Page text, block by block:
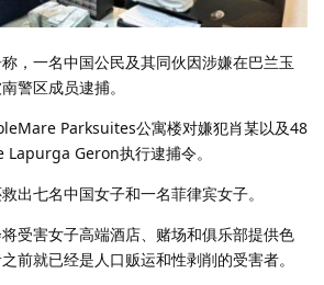
，一名中国公民及其同伙因涉嫌在巴兰玉
警区成员逮捕。
Parksuites公寓楼对嫌犯肖某以及48
Geron执行逮捕令。
出七名中国女子和一名菲律宾女子。
受害女子高端酒店、赌场和俱乐部提供色
前就已经是人口贩运和性剥削的受害者。